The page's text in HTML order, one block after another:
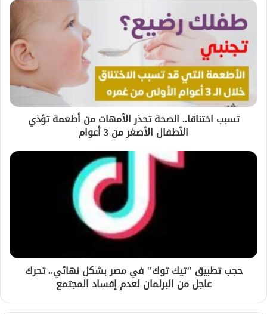
تسبب اختناقا.. الصحة تحذر الأمهات من أطعمة تؤذي
الأطفال الأصغر من 3 أعوام
حجب تطبيق "تيك توك" في مصر بشكل نهائي.. تحرك
عاجل من البرلمان لعدم إفساد المجتمع